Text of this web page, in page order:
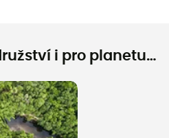
i pro planetu…